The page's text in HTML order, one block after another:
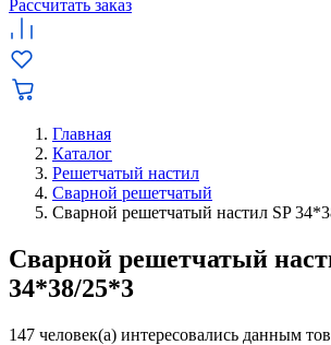
Рассчитать заказ
Главная
Каталог
Решетчатый настил
Сварной решетчатый
Сварной решетчатый настил SP
Сварной решетчатый
34*38/25*3
147 человек(а) интересовались данным